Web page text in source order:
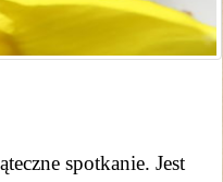
spotkanie. Jest